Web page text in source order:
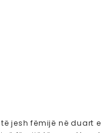
jesh fëmijë në duart